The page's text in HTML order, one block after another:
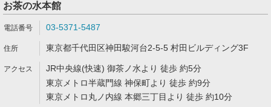
お茶の水本館
03-5371-5487
東京都千代田区神田駿河台2-5-5 村田ビルディング3F
JR中央線(快速) 御茶ノ水より 徒歩 約5分
東京メトロ半蔵門線 神保町より 徒歩 約9分
東京メトロ丸ノ内線 本郷三丁目より 徒歩 約10分